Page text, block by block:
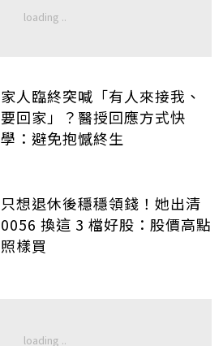
家人臨終突喊「有人來接我、
要回家」？醫授回應方式快
學：避免抱憾終生
只想退休後穩穩領錢！她出清
0056 換這 3 檔好股：股價高點
照樣買